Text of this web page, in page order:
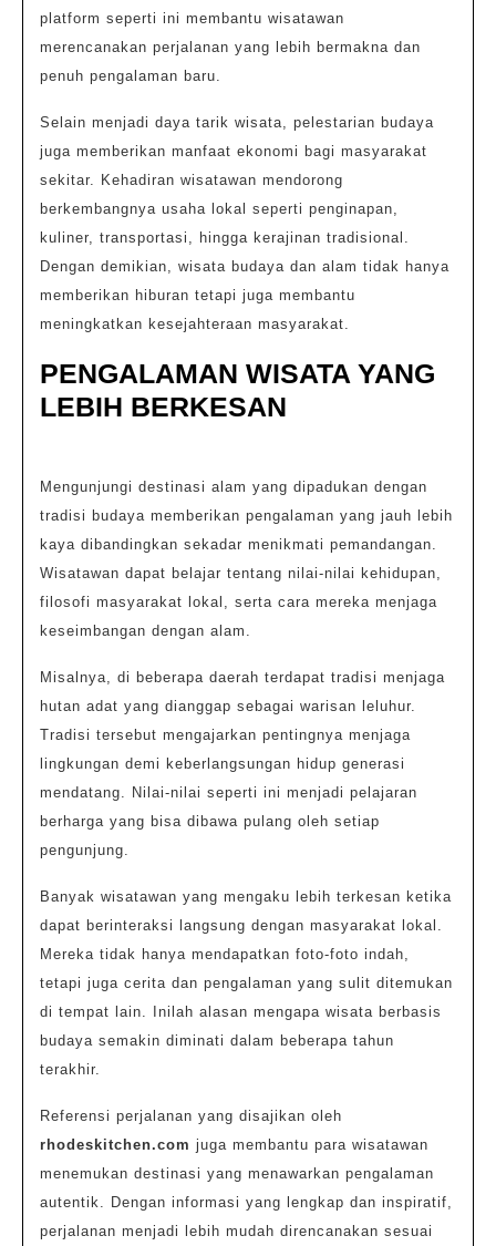
platform seperti ini membantu wisatawan
merencanakan perjalanan yang lebih bermakna dan
penuh pengalaman baru.
Selain menjadi daya tarik wisata, pelestarian budaya
juga memberikan manfaat ekonomi bagi masyarakat
sekitar. Kehadiran wisatawan mendorong
berkembangnya usaha lokal seperti penginapan,
kuliner, transportasi, hingga kerajinan tradisional.
Dengan demikian, wisata budaya dan alam tidak hanya
memberikan hiburan tetapi juga membantu
meningkatkan kesejahteraan masyarakat.
PENGALAMAN WISATA YANG
LEBIH BERKESAN
Mengunjungi destinasi alam yang dipadukan dengan
tradisi budaya memberikan pengalaman yang jauh lebih
kaya dibandingkan sekadar menikmati pemandangan.
Wisatawan dapat belajar tentang nilai-nilai kehidupan,
filosofi masyarakat lokal, serta cara mereka menjaga
keseimbangan dengan alam.
Misalnya, di beberapa daerah terdapat tradisi menjaga
hutan adat yang dianggap sebagai warisan leluhur.
Tradisi tersebut mengajarkan pentingnya menjaga
lingkungan demi keberlangsungan hidup generasi
mendatang. Nilai-nilai seperti ini menjadi pelajaran
berharga yang bisa dibawa pulang oleh setiap
pengunjung.
Banyak wisatawan yang mengaku lebih terkesan ketika
dapat berinteraksi langsung dengan masyarakat lokal.
Mereka tidak hanya mendapatkan foto-foto indah,
tetapi juga cerita dan pengalaman yang sulit ditemukan
di tempat lain. Inilah alasan mengapa wisata berbasis
budaya semakin diminati dalam beberapa tahun
terakhir.
Referensi perjalanan yang disajikan oleh
rhodeskitchen.com juga membantu para wisatawan
menemukan destinasi yang menawarkan pengalaman
autentik. Dengan informasi yang lengkap dan inspiratif,
perjalanan menjadi lebih mudah direncanakan sesuai